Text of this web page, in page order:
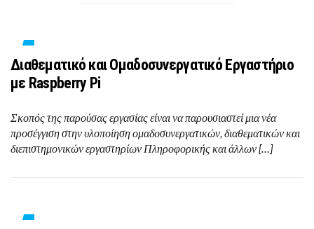
Διαθεματικό και Ομαδοσυνεργατικό Εργαστήριο
με Raspberry Pi
Σκοπός της παρούσας εργασίας είναι να παρουσιαστεί μια νέα
προσέγγιση στην υλοποίηση ομαδοσυνεργατικών, διαθεματικών και
διεπιστημονικών εργαστηρίων Πληροφορικής και άλλων […]